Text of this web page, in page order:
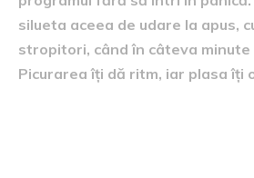
silueta aceea de udare la apus,
stropitori, când în câteva
Picurarea îți dă ritm, iar plasa îți